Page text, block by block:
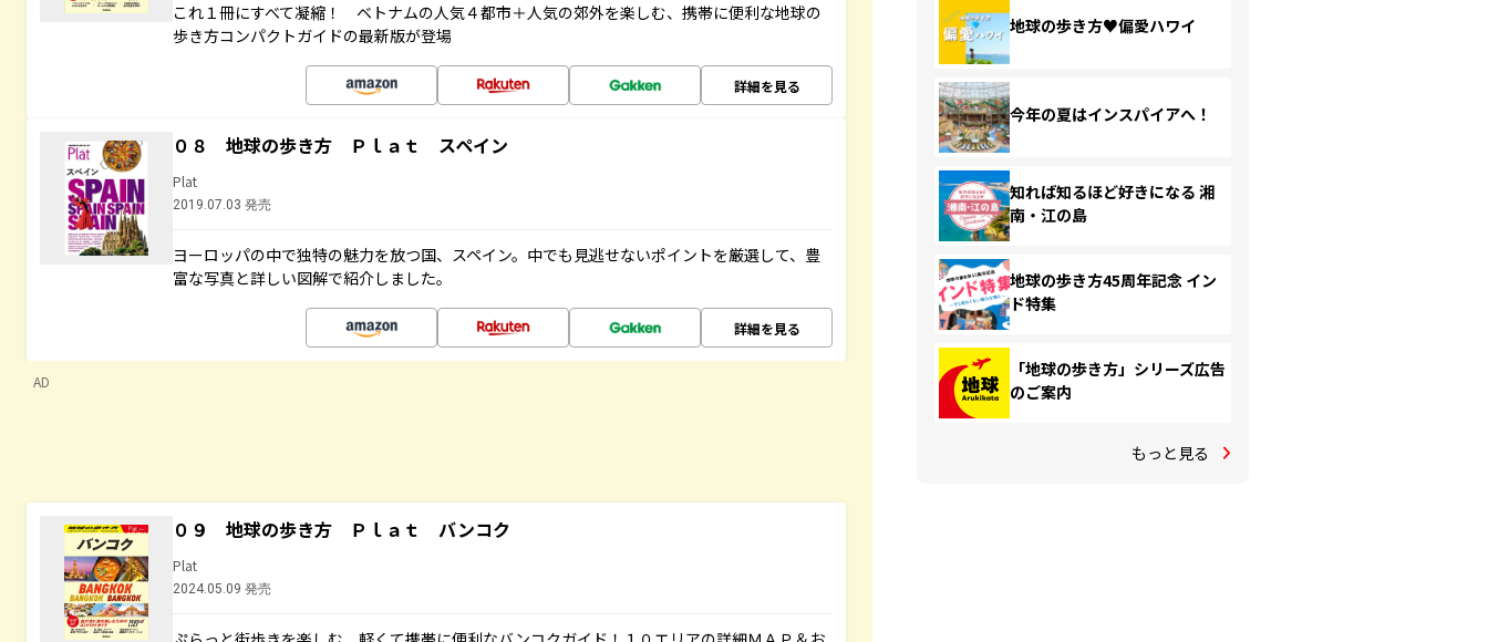
これ１冊にすべて凝縮！ ベトナムの人気４都市＋人気の郊外を楽しむ、携帯に便利な地球の
歩き方コンパクトガイドの最新版が登場
詳細を見る
０８ 地球の歩き方 Ｐｌａｔ スペイン
Plat
2019.07.03 発売
ヨーロッパの中で独特の魅力を放つ国、スペイン。中でも見逃せないポイントを厳選して、豊
富な写真と詳しい図解で紹介しました。
詳細を見る
AD
０９ 地球の歩き方 Ｐｌａｔ バンコク
Plat
2024.05.09 発売
地球の歩き方♥偏愛ハワイ
今年の夏はインスパイアへ！
知れば知るほど好きになる 湘
南・江の島
地球の歩き方45周年記念 イン
ド特集
「地球の歩き方」シリーズ広告
のご案内
もっと見る